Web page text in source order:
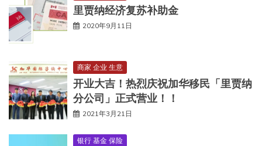
里贾纳经济复苏补助金
2020年9月11日
商家 企业 生意
开业大吉！热烈庆祝加华移民「里贾纳
分公司」正式营业！！
2021年3月21日
银行 基金 保险